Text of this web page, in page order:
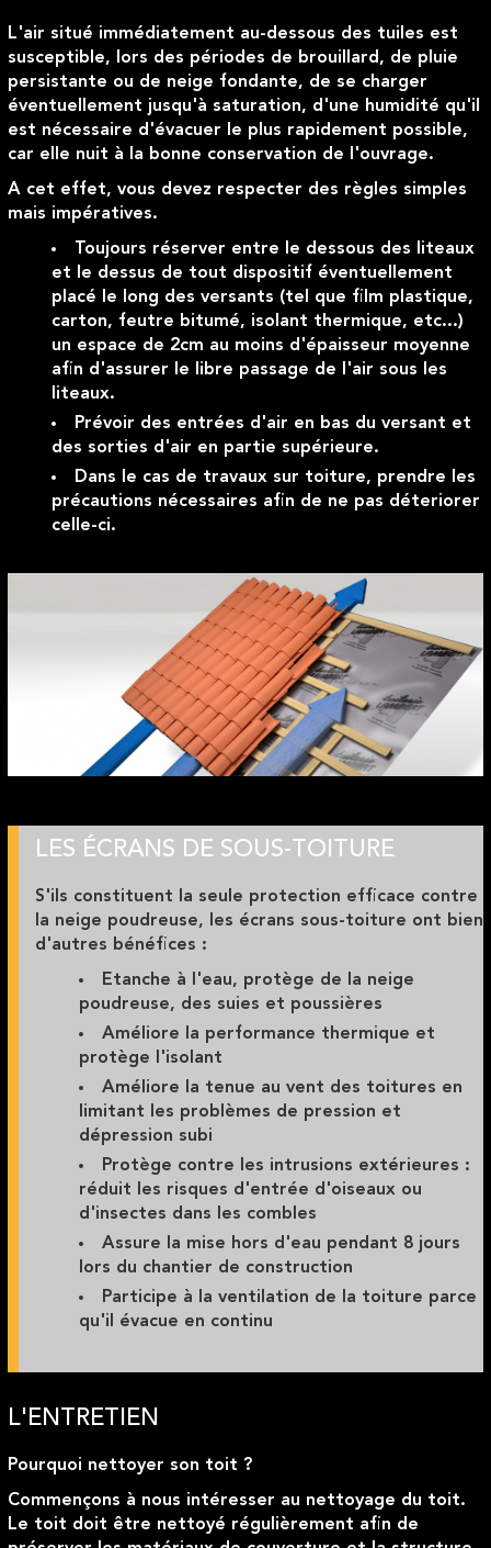
L'air situé immédiatement au-dessous des tuiles est
susceptible, lors des périodes de brouillard, de pluie
persistante ou de neige fondante, de se charger
éventuellement jusqu'à saturation, d'une humidité qu'il
est nécessaire d'évacuer le plus rapidement possible,
car elle nuit à la bonne conservation de l'ouvrage.
A cet effet, vous devez respecter des règles simples
mais impératives.
Toujours réserver entre le dessous des liteaux
et le dessus de tout dispositif éventuellement
placé le long des versants (tel que film plastique,
carton, feutre bitumé, isolant thermique, etc...)
un espace de 2cm au moins d'épaisseur moyenne
afin d'assurer le libre passage de l'air sous les
liteaux.
Prévoir des entrées d'air en bas du versant et
des sorties d'air en partie supérieure.
Dans le cas de travaux sur toiture, prendre les
précautions nécessaires afin de ne pas déteriorer
celle-ci.
LES ÉCRANS DE SOUS-TOITURE
S'ils constituent la seule protection efficace contre
la neige poudreuse, les écrans sous-toiture ont bien
d'autres bénéfices :
Etanche à l'eau, protège de la neige
poudreuse, des suies et poussières
Améliore la performance thermique et
protège l'isolant
Améliore la tenue au vent des toitures en
limitant les problèmes de pression et
dépression subi
Protège contre les intrusions extérieures :
réduit les risques d'entrée d'oiseaux ou
d'insectes dans les combles
Assure la mise hors d'eau pendant 8 jours
lors du chantier de construction
Participe à la ventilation de la toiture parce
qu'il évacue en continu
L'ENTRETIEN
Pourquoi nettoyer son toit ?
Commençons à nous intéresser au nettoyage du toit.
Le toit doit être nettoyé régulièrement afin de